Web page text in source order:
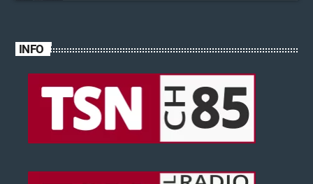
INFO